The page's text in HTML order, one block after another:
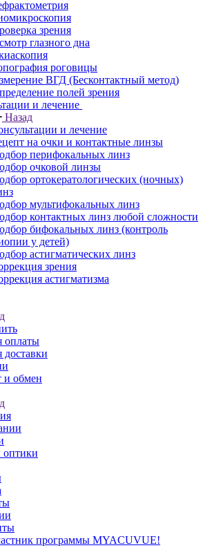
зрения
глазного дна
роговицы
ВГД (Бесконтактный метод)
полей зрения
и лечение
Назад
и лечение
на очки и контактные линзы
перифокальных линз
очковой линзы
ортокератологических (ночных)
мультифокальных линз
контактных линз любой сложности
бифокальных линз (контроль
у детей)
астигматических линз
зрения
астигматизма
оплаты
доставки
и обмен
программы MYACUVUE!